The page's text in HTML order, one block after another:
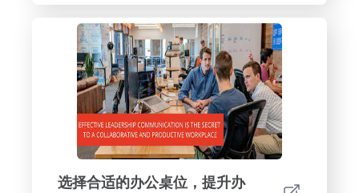
选择合适的办公桌位，提升办